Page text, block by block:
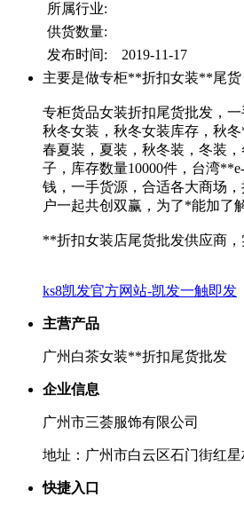
所属行业:
供货数量:
发布时间: 2019-11-17
主要是做专柜**折扣女装**尾货
专柜货品女装折扣尾货批发，
秋冬女装，秋冬女装库存，秋
春夏装，夏装，秋冬装，冬装
子，库存数量10000件，台湾
钱，一手货源，合适各大商场
户一起共创双赢，为了*能加了
**折扣女装店尾货批发供应商
ks8凯发官方网站-凯发一触即发
主营产品
广州白茶女装**折扣尾货批发
企业信息
广州市三荟服饰有限公司
地址：广州市白云区石门街红星
快捷入口